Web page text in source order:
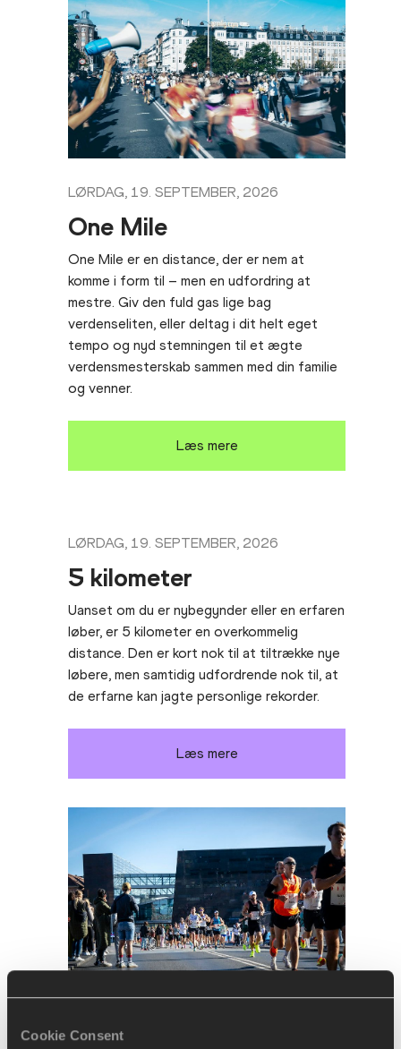
Cookie Consent
LØRDAG, 19. SEPTEMBER, 2026
One Mile
One Mile er en distance, der er nem at
komme i form til – men en udfordring at
mestre. Giv den fuld gas lige bag
verdenseliten, eller deltag i dit helt eget
tempo og nyd stemningen til et ægte
verdensmesterskab sammen med din familie
og venner.
Læs mere
LØRDAG, 19. SEPTEMBER, 2026
5 kilometer
Uanset om du er nybegynder eller en erfaren
løber, er 5 kilometer en overkommelig
distance. Den er kort nok til at tiltrække nye
løbere, men samtidig udfordrende nok til, at
de erfarne kan jagte personlige rekorder.
Læs mere